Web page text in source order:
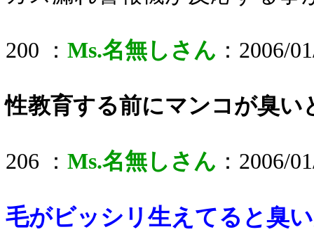
200 ： Ms.名無しさん ：2006/
性教育する前にマンコが臭
206 ： Ms.名無しさん ：2006/
毛がビッシリ生えてると臭